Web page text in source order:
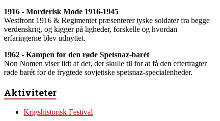
1916 - Morderisk Mode 1916-1945
Westfront 1916 & Regimentet præsenterer tyske soldater fra begge
verdenskrig, og kigger på ligheder, forskelle og hvordan
erfaringerne blev udnyttet.
1962 - Kampen for den røde Spetsnaz-barét
Non Nomen viser lidt af det, der skulle til for at få den eftertragter
røde barét for de frygtede sovjetiske spetsnaz-specialenheder.
Aktiviteter
Krigshistorisk Festival